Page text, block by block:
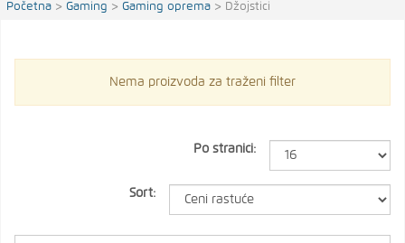
Početna >Gaming >Gaming oprema > Džojstici
Nema proizvoda za traženi filter
Po stranici:
Sort: